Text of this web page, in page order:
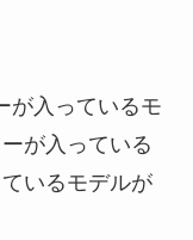
が入っているモ
が入っている
いるモデルが